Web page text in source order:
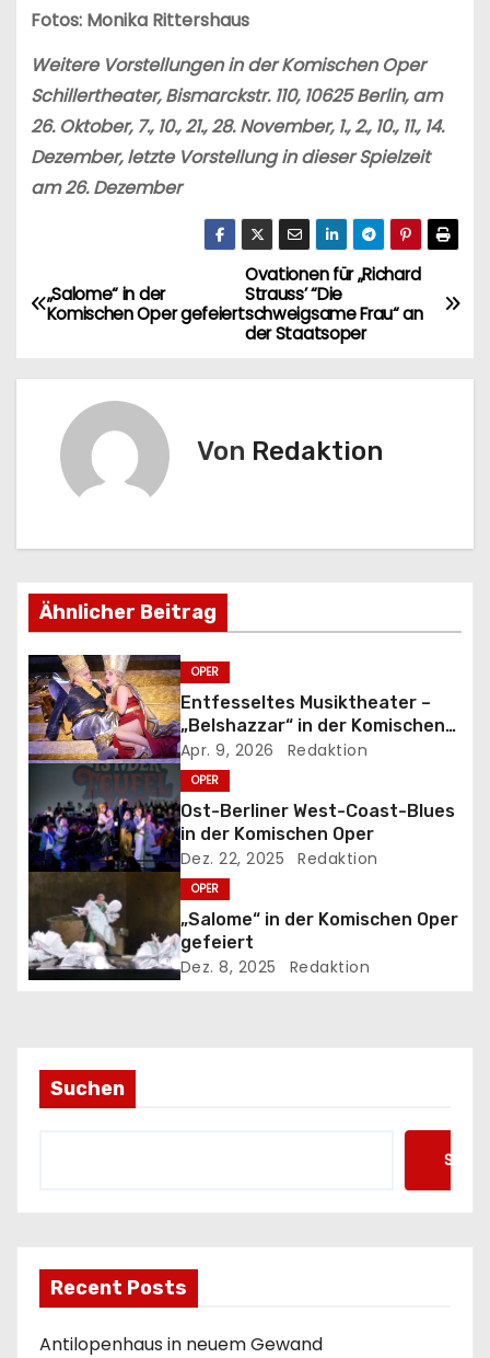
Fotos: Monika Rittershaus
Weitere Vorstellungen in der Komischen Oper
Schillertheater, Bismarckstr. 110, 10625 Berlin, am
26. Oktober, 7., 10., 21., 28. November, 1., 2., 10., 11., 14.
Dezember, letzte Vorstellung in dieser Spielzeit
am 26. Dezember
B
e
i
g
s
n
a
v
g
a
t
i
n
Ovationen für „Richard
Strauss’ “Die
schweigsame Frau“ an
der Staatsoper
„Salome“ in der
Komischen Oper gefeiert
Von Redaktion
Ähnlicher Beitrag
OPER
Entfesseltes Musiktheater –
„Belshazzar“ in der Komischen
Oper
Apr. 9, 2026 Redaktion
OPER
Ost-Berliner West-Coast-Blues
in der Komischen Oper
Dez. 22, 2025 Redaktion
OPER
„Salome“ in der Komischen Oper
gefeiert
Dez. 8, 2025 Redaktion
Suchen
Recent Posts
Antilopenhaus in neuem Gewand